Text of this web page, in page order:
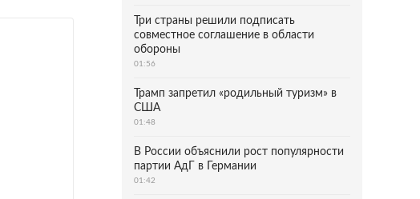
Три страны решили подписать
совместное соглашение в области
обороны
01:56
Трамп запретил «родильный туризм» в
США
01:48
В России объяснили рост популярности
партии АдГ в Германии
01:42